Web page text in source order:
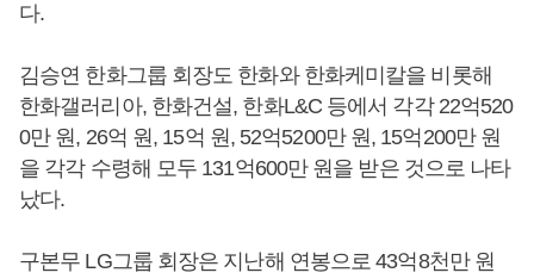
다.
김승연 한화그룹 회장도 한화와 한화케미칼을 비롯해
한화갤러리아, 한화건설, 한화L&C 등에서 각각 22억520
0만 원, 26억 원, 15억 원, 52억5200만 원, 15억200만 원
을 각각 수령해 모두 131억600만 원을 받은 것으로 나타
났다.
구본무 LG그룹 회장은 지난해 연봉으로 43억8천만 원